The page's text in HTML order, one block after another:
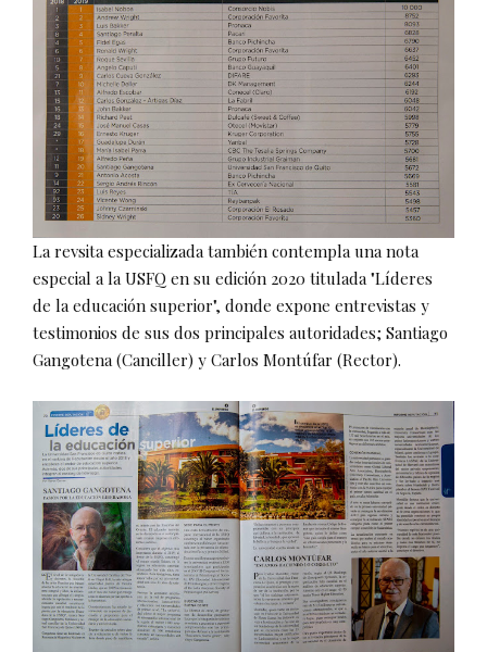
La revsita especializada también contempla una nota
especial a la USFQ en su edición 2020 titulada "Líderes
de la educación superior", donde expone entrevistas y
testimonios de sus dos principales autoridades; Santiago
Gangotena (Canciller) y Carlos Montúfar (Rector).